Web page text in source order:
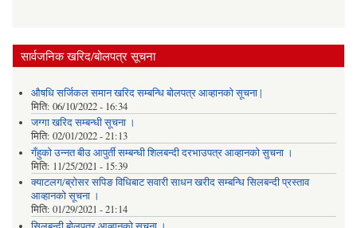
सार्वजनिक खरिद/बोलपत्र सूचना
औषधि सर्जिकल समान खरिद सम्बन्धि बोलपत्र आव्हानको सूचना |
मिति: 06/10/2022 - 16:34
जग्गा खरिद सम्बन्धी सूचना ।
मिति: 02/01/2022 - 21:13
गँहुकाे उन्नत बीउ आपुर्ती सम्बन्धी शिलबन्दी दरभाउपत्र आव्हानकाे सुचना ।
मिति: 11/25/2021 - 15:39
क्याटलग/ब्रोसर सपिङ विधिबाट सवारी साधन खरीद सम्बन्धि सिलबन्दी प्रस्ताव
आव्हानको सूचना ।
मिति: 01/29/2021 - 21:14